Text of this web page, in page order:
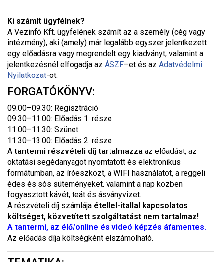
Ki számít ügyfélnek?
A Vezinfó Kft. ügyfelének számít az a személy (cég vagy
intézmény), aki (amely) már legalább egyszer jelentkezett
egy előadásra vagy megrendelt egy kiadványt, valamint a
jelentkezésnél elfogadja az ÁSZF–et és az Adatvédelmi
Nyilatkozat-ot.
FORGATÓKÖNYV:
09.00–09.30: Regisztráció
09.30–11.00: Előadás 1. része
11.00–11.30: Szünet
11.30–13.00: Előadás 2. része
A tantermi részvételi díj tartalmazza az előadást, az
oktatási segédanyagot nyomtatott és elektronikus
formátumban, az íróeszközt, a WIFI használatot, a reggeli
édes és sós süteményeket, valamint a nap közben
fogyasztott kávét, teát és ásványvizet.
A részvételi díj számlája étellel-itallal kapcsolatos
költséget, közvetített szolgáltatást nem tartalmaz!
A tantermi, az élő/online és videó képzés áfamentes.
Az előadás díja költségként elszámolható.